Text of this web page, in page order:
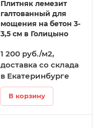
Плитняк лемезит
галтованный для
мощения на бетон 3-
3,5 см в Голицыно
1 200 руб./м2,
доставка со склада
в Екатеринбурге
В корзину